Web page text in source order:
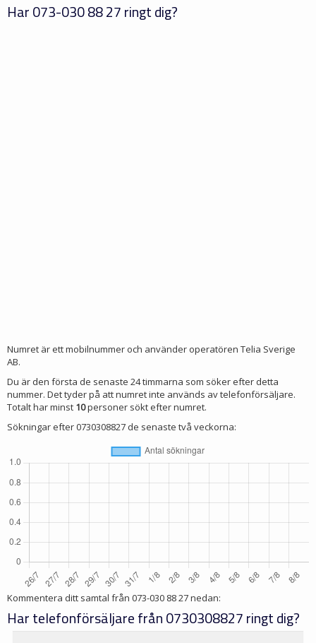
Har073-030 88 27ringt dig?
Numret är ett mobilnummer och använder operatören Telia Sverige
AB.
Du är den första de senaste 24 timmarna som söker efter detta
nummer. Det tyder på att numret inte används av telefonförsäljare.
Totalt har minst 10personer sökt efter numret.
Sökningar efter 0730308827 de senaste två veckorna:
Kommentera ditt samtal från 073-030 88 27nedan:
Har telefonförsäljare från 0730308827 ringt dig?